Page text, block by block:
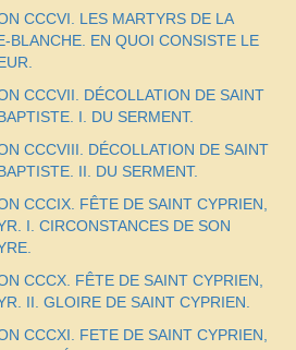
CCCVI. LES MARTYRS DE LA
BLANCHE. EN QUOI CONSISTE LE
CCCVII. DÉCOLLATION DE SAINT
I. DU SERMENT.
CCCVIII. DÉCOLLATION DE SAINT
II. DU SERMENT.
CCCIX. FÊTE DE SAINT CYPRIEN,
I. CIRCONSTANCES DE SON
CCCX. FÊTE DE SAINT CYPRIEN,
II. GLOIRE DE SAINT CYPRIEN.
CCCXI. FETE DE SAINT CYPRIEN,